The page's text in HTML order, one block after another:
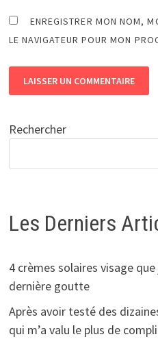
ENREGISTRER MON NOM,
LE NAVIGATEUR POUR MON
Rechercher
Les Derniers
4 crèmes solaires visage que
dernière goutte
Après avoir testé des
qui m’a valu le plus de